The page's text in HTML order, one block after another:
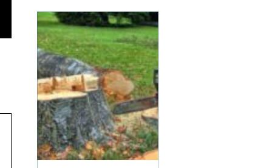
omkring Aabenraa, har
du mange muligheder,
men hvordan finder du
den rigtige
samarbejdspartner til nyt
tag, vindue...